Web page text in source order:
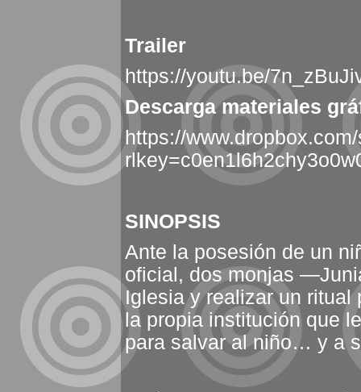
Trailer
https://youtu.be/
Descarga materiales
https://
SINOPSIS
Ante la posesión de un
oficial, dos monjas
Iglesia y realizar un ritual
la propia institución que
para salvar al niño… y a